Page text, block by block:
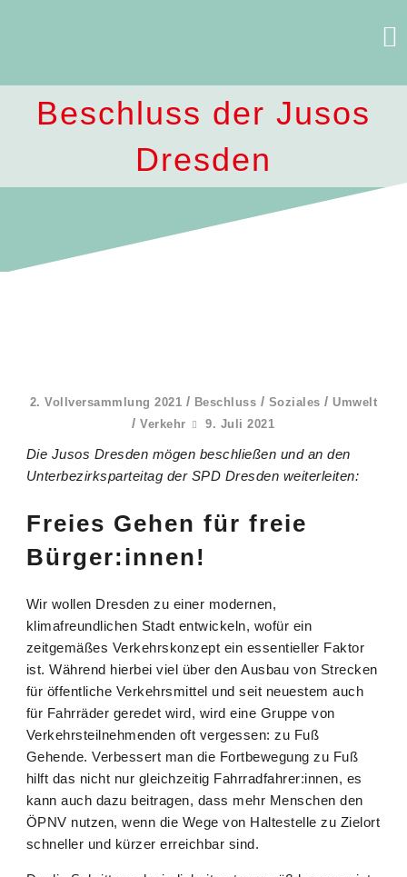
Beschluss der Jusos
Dresden
2. Vollversammlung 2021 / Beschluss / Soziales /Umwelt
/Verkehr 9. Juli 2021
Die Jusos Dresden mögen beschließen und an den
Unterbezirksparteitag der SPD Dresden weiterleiten:
Freies Gehen für freie
Bürger:innen!
Wir wollen Dresden zu einer modernen,
klimafreundlichen Stadt entwickeln, wofür ein
zeitgemäßes Verkehrskonzept ein essentieller Faktor
ist. Während hierbei viel über den Ausbau von Strecken
für öffentliche Verkehrsmittel und seit neuestem auch
für Fahrräder geredet wird, wird eine Gruppe von
Verkehrsteilnehmenden oft vergessen: zu Fuß
Gehende. Verbessert man die Fortbewegung zu Fuß
hilft das nicht nur gleichzeitig Fahrradfahrer:innen, es
kann auch dazu beitragen, dass mehr Menschen den
ÖPNV nutzen, wenn die Wege von Haltestelle zu Zielort
schneller und kürzer erreichbar sind.